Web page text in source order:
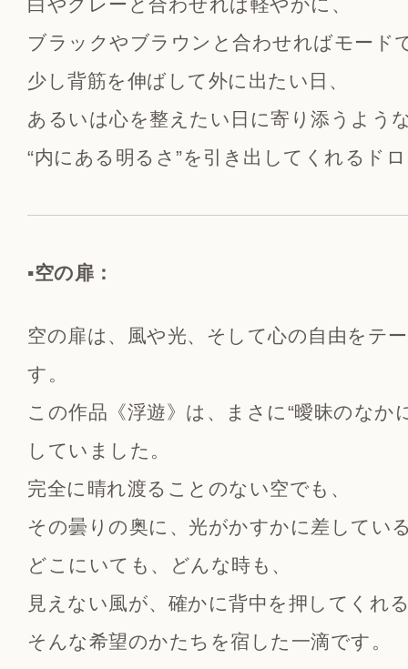
ブラックやブラウンと合わせればモード
少し背筋を伸ばして外に出たい日、
あるいは心を整えたい日に寄り添うよう
“内にある明るさ”を引き出してくれるド
▪️空の扉：
空の扉は、風や光、そして心の自由をテ
す。
この作品《浮遊》は、まさに“曖昧のなか
していました。
完全に晴れ渡ることのない空でも、
その曇りの奥に、光がかすかに差してい
どこにいても、どんな時も、
見えない風が、確かに背中を押してくれ
そんな希望のかたちを宿した一滴です。